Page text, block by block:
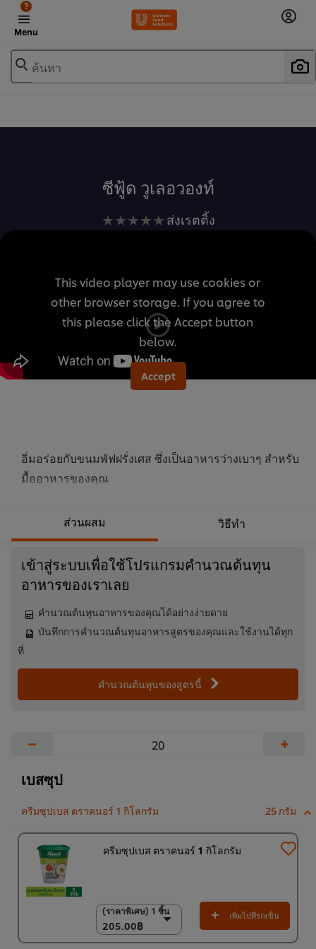
Menu
?
ค้นหา
ซีฟู้ด วูเลอวองท์
ไม่มี
การ
สำหรับ
recipe
นี้
ส่งเรตติ้ง
This video player may use cookies or
other browser storage. If you agree to
this please click the Accept button
below.
Accept
อิ่มอร่อยกับขนมพัฟฝรั่งเศส ซึ่งเป็นอาหารว่างเบาๆ สำหรับ
มื้ออาหารของคุณ
ส่วนผสม วิธีทำ
เข้าสู่ระบบเพื่อใช้โปรแกรมคำนวณต้นทุน
อาหารของเราเลย
คำนวณต้นทุนอาหารของคุณได้อย่างง่ายดาย
บันทึกการคำนวณต้นทุนอาหารสูตรของคุณและใช้งานได้ทุก
ที่
คำนวณต้นทุนของสูตรนี้
− +
เบสซุป
ครีมซุปเบส ตราคนอร์ 1 กิโลกรัม 25 กรัม
ครีมซุปเบส ตราคนอร์ 1 กิโลกรัม
(ราคาพิเศษ) 1 ชิ้น
205.00฿
(ราคาพิเศษ) 1 ชิ้น
205.00฿
6 x 1 กก.
เพิ่มไปที่รถเข็น